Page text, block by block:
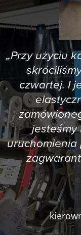
„Przy użyciu
czwartej. I
uruchomienia